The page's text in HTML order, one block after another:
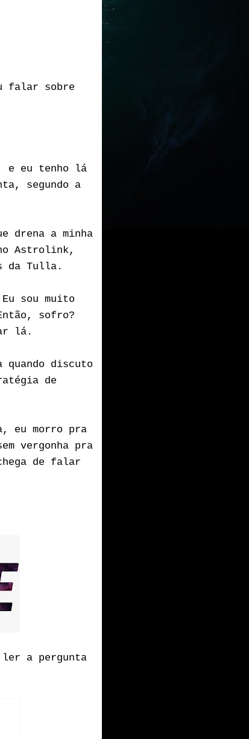
falar sobre
e eu tenho lá
segundo a
drena a minha
Astrolink,
da Tulla.
sou muito
sofro?
lá.
quando discuto
de
eu morro pra
vergonha pra
de falar
ler a pergunta